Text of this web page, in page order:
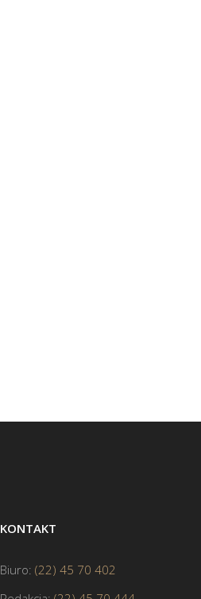
KONTAKT
Biuro: (22) 45 70 402